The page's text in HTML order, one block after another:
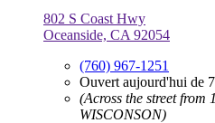
802 S Coast Hwy
Oceanside, CA 92054
(760) 967-1251
Ouvert aujourd'hui de
(Across the street from
WISCONSON)